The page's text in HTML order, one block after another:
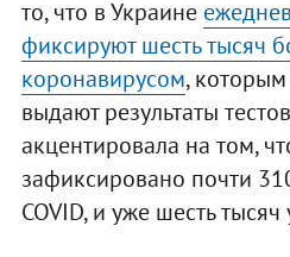
то, что в Украине
фиксируют шесть тысяч
коронавирусом,
выдают результаты
акцентировала на том,
зафиксировано почти
COVID, и уже шесть